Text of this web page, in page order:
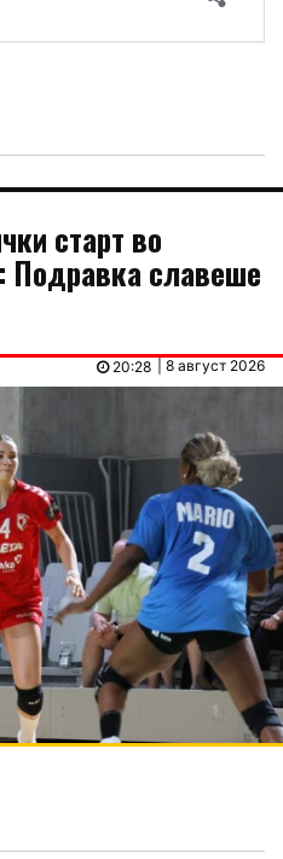
старт во
Подравка славеше
| 8 август 2026
20:28